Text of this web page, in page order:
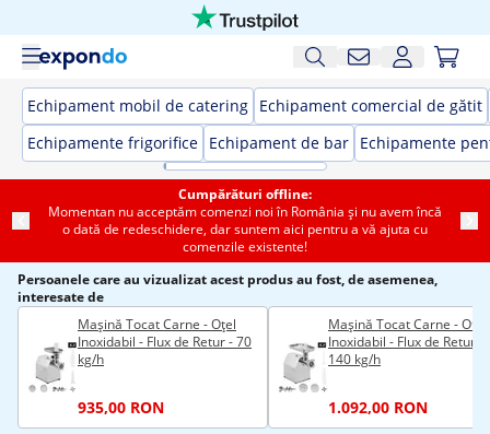
Echipament mobil de catering Echipament comercial de gătit
Echipamente frigorifice Echipament de bar Echipamente
Cumpărături offline:
Momentan nu acceptăm comenzi noi în România și nu avem încă
o dată de redeschidere, dar suntem aici pentru a vă ajuta cu
comenzile existente!
Persoanele care au vizualizat acest produs au fost, de asemenea,
interesate de
Mașină Tocat Carne - Oțel
Inoxidabil - Flux de Retur - 70
kg/h
935,00 RON
Mașină Tocat Carne - Oțel
Inoxidabil - Flux de Retur -
140 kg/h
1.092,00 RON